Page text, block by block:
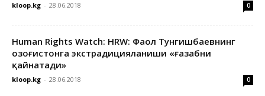
kloop.kg - 28.06.2018 0
Human Rights Watch: HRW: Фаол Тунгишбаевнинг
Қозоғистонга экстрадицияланиши «ғазабни
қайнатади»
kloop.kg - 28.06.2018 0